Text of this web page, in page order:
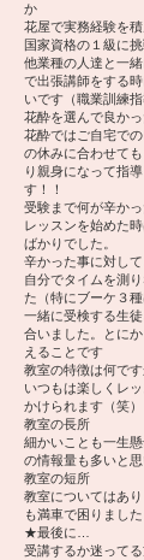
か
花屋で実務経験を
国家資格の１級に
他業種の人達と一
で出張講師をする
いです（職業訓練
花酔を選んで良か
花酔ではご自宅で
の休みに合わせて
り親身になって指
す！！
受験まで何が辛か
レッスンを始めた
ばかりでした。
辛かった事に対し
自分でタイムを測
た（特にブーケ３種
一緒に受検する生
合いました。とに
えることです
教室の特徴は何で
いつもは楽しくレ
かけられます（笑
教室の長所
細かいことも一生
の情報量も多いと
教室の短所
教室についてはあ
も満車で困りました
★最後に…
受講するか迷って